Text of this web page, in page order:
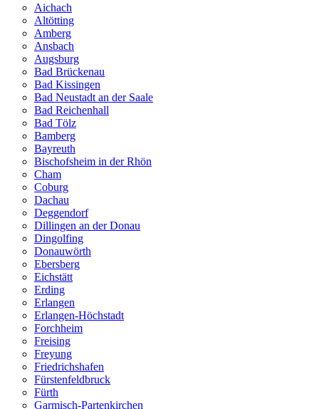
Aichach
Altötting
Amberg
Ansbach
Augsburg
Bad Brückenau
Bad Kissingen
Bad Neustadt an der Saale
Bad Reichenhall
Bad Tölz
Bamberg
Bayreuth
Bischofsheim in der Rhön
Cham
Coburg
Dachau
Deggendorf
Dillingen an der Donau
Dingolfing
Donauwörth
Ebersberg
Eichstätt
Erding
Erlangen
Erlangen-Höchstadt
Forchheim
Freising
Freyung
Friedrichshafen
Fürstenfeldbruck
Fürth
Garmisch-Partenkirchen